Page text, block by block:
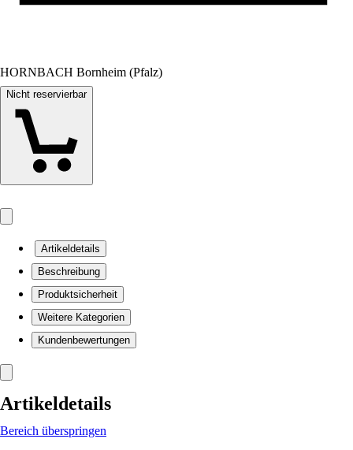
HORNBACH Bornheim (Pfalz)
Nicht reservierbar
Artikeldetails
Beschreibung
Produktsicherheit
Weitere Kategorien
Kundenbewertungen
Artikeldetails
Bereich überspringen